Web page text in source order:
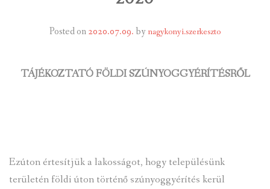
INTÉZMÉNYEK
GALÉRIA
VÁLASZTÁS 2026
Posted on2020.07.09.by nagykonyi.szerkeszto
TÁJÉKOZTATÓ FÖLDI SZÚNYOGGYÉRÍTÉSRŐL
Ezúton értesítjük a lakosságot, hogy településünk
területén földi úton történő szúnyoggyérítés kerül